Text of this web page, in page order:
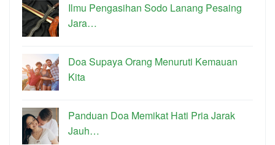
Ilmu Pengasihan Sodo Lanang Pesaing
Jara…
Doa Supaya Orang Menuruti Kemauan
Kita
Panduan Doa Memikat Hati Pria Jarak
Jauh…